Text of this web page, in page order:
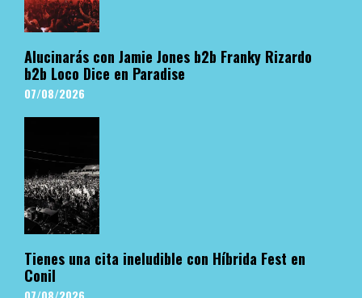
Alucinarás con Jamie Jones b2b Franky Rizardo
b2b Loco Dice en Paradise
07/08/2026
Tienes una cita ineludible con Híbrida Fest en
Conil